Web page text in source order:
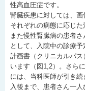
性高血圧症です。
腎臓疾患に対しては、画
それぞれの病態に応じた
また慢性腎臓病の患者
として、入院中の診療
計画書（クリニカルパ
います（図1,2）。さら
には、当科医師が引き
入後まで、患者さん一